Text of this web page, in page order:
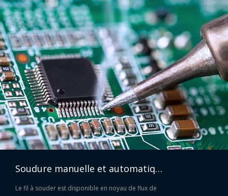
Barre de soudure étain-plomb Sn20Pb80 20 80
Soudure manuelle et automatique
Le fil à souder est disponible en noyau de flux de